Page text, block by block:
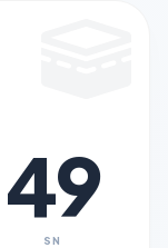
49
SN